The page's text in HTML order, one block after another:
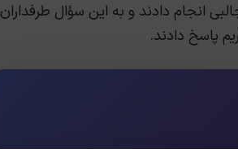
صحبت جالبی انجام دادند و به این سؤال طرفداران
پاسخ دادند.